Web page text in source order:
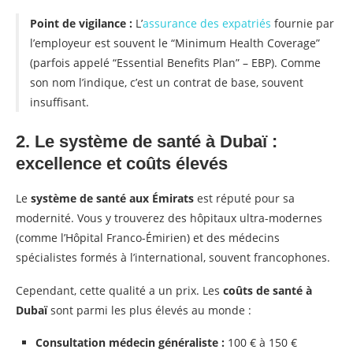
Point de vigilance : L’assurance des expatriés fournie par
l’employeur est souvent le “Minimum Health Coverage”
(parfois appelé “Essential Benefits Plan” – EBP). Comme
son nom l’indique, c’est un contrat de base, souvent
insuffisant.
2. Le système de santé à Dubaï :
excellence et coûts élevés
Le système de santé aux Émirats est réputé pour sa
modernité. Vous y trouverez des hôpitaux ultra-modernes
(comme l’Hôpital Franco-Émirien) et des médecins
spécialistes formés à l’international, souvent francophones.
Cependant, cette qualité a un prix. Les coûts de santé à
Dubaïsont parmi les plus élevés au monde :
Consultation médecin généraliste : 100 € à 150 €